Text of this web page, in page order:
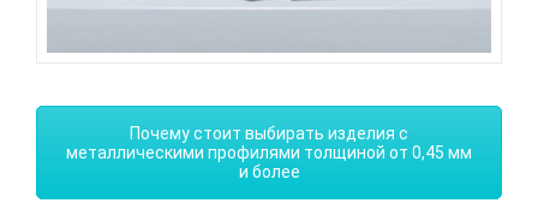
Почему стоит выбирать изделия с
металлическими профилями толщиной от 0,45 мм
и более